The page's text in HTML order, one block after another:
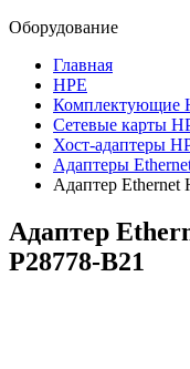
Оборудование
Главная
HPE
Комплектующие
Сетевые карты
Хост-адаптеры
Адаптеры
Адаптер Ethernet
Адаптер
P28778-B21